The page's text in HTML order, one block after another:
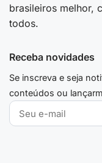
brasileiros melhor,
todos.
Receba novidades
Se inscreva e seja
conteúdos ou